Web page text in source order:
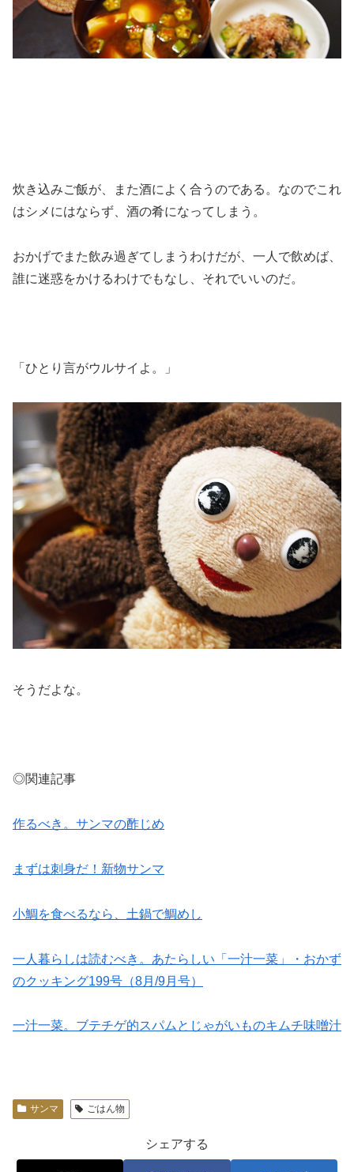
炊き込みご飯が、また酒によく合うのである。なのでこれ
はシメにはならず、酒の肴になってしまう。
おかげでまた飲み過ぎてしまうわけだが、一人で飲めば、
誰に迷惑をかけるわけでもなし、それでいいのだ。
「ひとり言がウルサイよ。」
そうだよな。
◎関連記事
作るべき。サンマの酢じめ
まずは刺身だ！新物サンマ
小鯛を食べるなら、土鍋で鯛めし
一人暮らしは読むべき。あたらしい「一汁一菜」・おかず
のクッキング199号（8月/9月号）
一汁一菜。ブテチゲ的スパムとじゃがいものキムチ味噌汁
サンマ ごはん物
シェアする